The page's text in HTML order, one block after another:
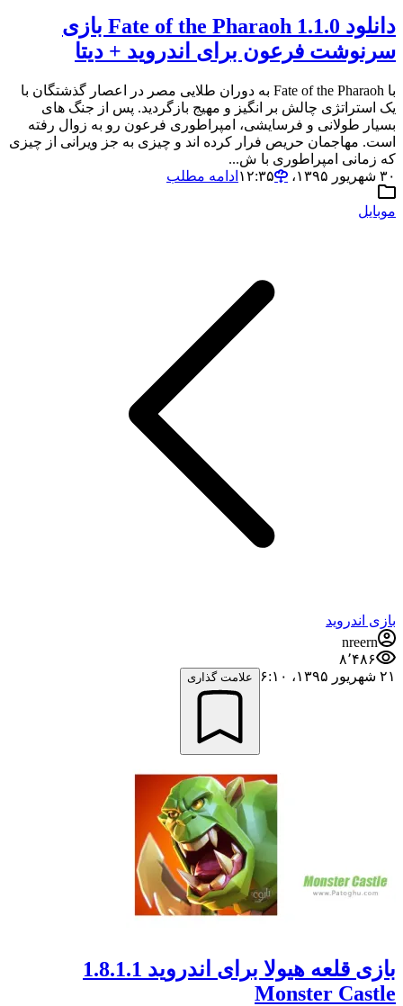
دانلود 1.1.0 Fate of the Pharaoh بازی
سرنوشت فرعون برای اندروید + دیتا
با Fate of the Pharaoh به دوران طلایی مصر در اعصار گذشتگان با
یک استراتژی چالش بر انگیز و مهیج بازگردید. پس از جنگ های
بسیار طولانی و فرسایشی، امپراطوری فرعون رو به زوال رفته
است. مهاجمان حریص فرار کرده اند و چیزی به جز ویرانی از چیزی
که زمانی امپراطوری با ش...
۳۰ شهریور ۱۳۹۵،‏ ۱۲:۳۵
ادامه مطلب
موبایل
بازی اندروید
nreern
۸٬۴۸۶
۲۱ شهریور ۱۳۹۵،‏ ۶:۱۰
علامت گذاری
بازی قلعه هیولا برای اندروید 1.8.1.1
Monster Castle